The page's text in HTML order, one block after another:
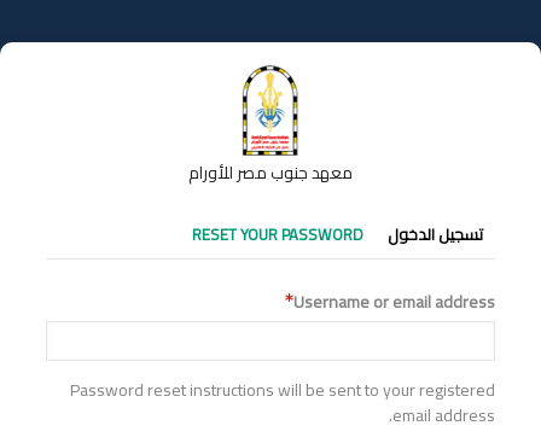
إلى
المحتوى
معهد جنوب مصر للأورام
التبويبات
الأساسية
تسجيل الدخول RESET YOUR PASSWORD
Username or email address
Password reset instructions will be sent to your registered
email address.